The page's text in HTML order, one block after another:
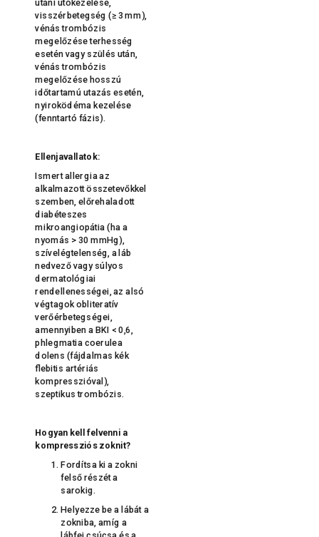
utáni utókezelése,
visszérbetegség (≥ 3 mm),
vénás trombózis
megelőzése terhesség
esetén vagy szülés után,
vénás trombózis
megelőzése hosszú
időtartamú utazás esetén,
nyiroködéma kezelése
(fenntartó fázis).
Ellenjavallatok:
Ismert allergia az
alkalmazott összetevőkkel
szemben, előrehaladott
diabéteszes
mikroangiopátia (ha a
nyomás > 30 mmHg),
szívelégtelenség, a láb
nedvező vagy súlyos
dermatológiai
rendellenességei, az alsó
végtagok obliteratív
verőérbetegségei,
amennyiben a BKI < 0,6,
phlegmatia coerulea
dolens (fájdalmas kék
flebitis artériás
kompresszióval),
szeptikus trombózis.
Hogyan kell felvenni a
kompressziós zoknit?
Fordítsa ki a zokni
felső részét a
sarokig.
Helyezze be a lábát a
zokniba, amíg a